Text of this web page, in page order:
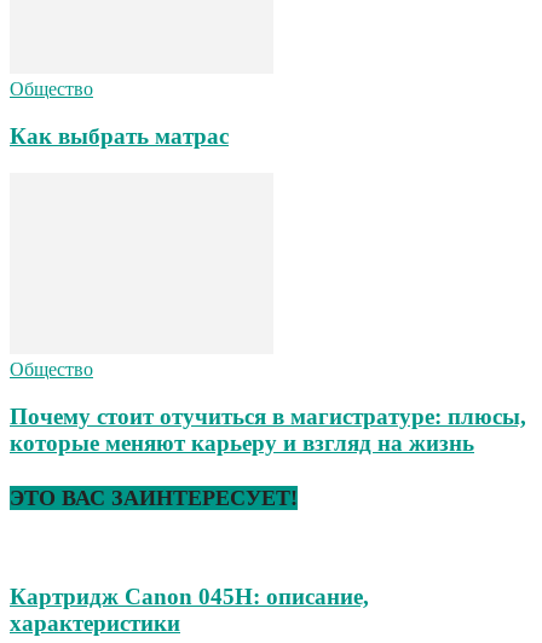
Общество
Как выбрать матрас
Общество
Почему стоит отучиться в магистратуре: плюсы,
которые меняют карьеру и взгляд на жизнь
ЭТО ВАС ЗАИНТЕРЕСУЕТ!
Картридж Canon 045H: описание,
характеристики